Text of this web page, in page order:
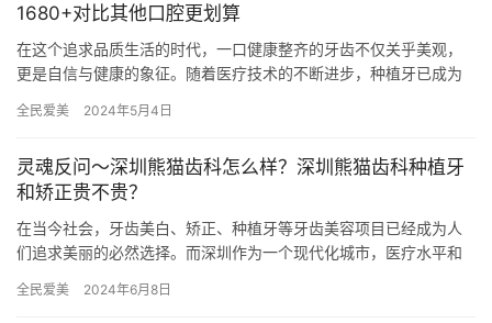
1680+对比其他口腔更划算
在这个追求品质生活的时代，一口健康整齐的牙齿不仅关乎美观，
更是自信与健康的象征。随着医疗技术的不断进步，种植牙已成为
质和稳…
全民爱美 2024年5月4日
灵魂反问～深圳熊猫齿科怎么样？深圳熊猫齿科种植牙
和矫正贵不贵？
在当今社会，牙齿美白、矫正、种植牙等牙齿美容项目已经成为人
们追求美丽的必然选择。而深圳作为一个现代化城市，医疗水平和
机构…
全民爱美 2024年6月8日